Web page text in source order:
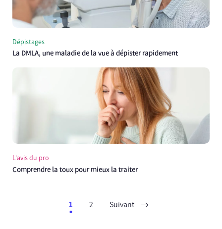
Dépistages
La DMLA, une maladie de la vue à dépister rapidement
L'avis du pro
Comprendre la toux pour mieux la traiter
1 2 Suivant